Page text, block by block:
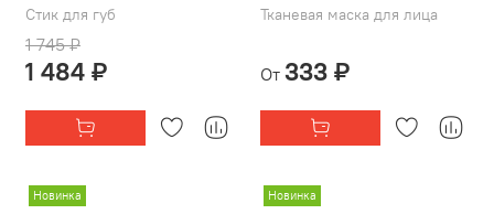
Стик для губ
1 745 ₽
1 484 ₽
Тканевая маска для лица
От 333 ₽
Новинка Новинка